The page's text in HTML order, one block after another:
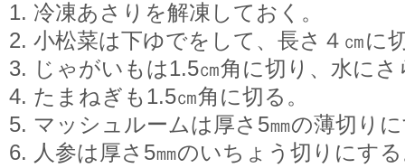
1. 冷凍あさりを解凍しておく。
2. 小松菜は下ゆでをして、長さ４㎝に
3. じゃがいもは1.5㎝角に切り、水にさ
4. たまねぎも1.5㎝角に切る。
5. マッシュルームは厚さ5㎜の薄切り
6. 人参は厚さ5㎜のいちょう切りにす